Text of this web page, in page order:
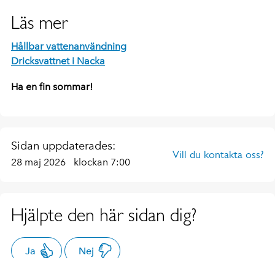
Läs mer
Hållbar vattenanvändning
Dricksvattnet i Nacka
Ha en fin sommar!
Sidan uppdaterades:
28 maj 2026 klockan 7:00
Vill du kontakta oss?
Hjälpte den här sidan dig?
Ja Nej